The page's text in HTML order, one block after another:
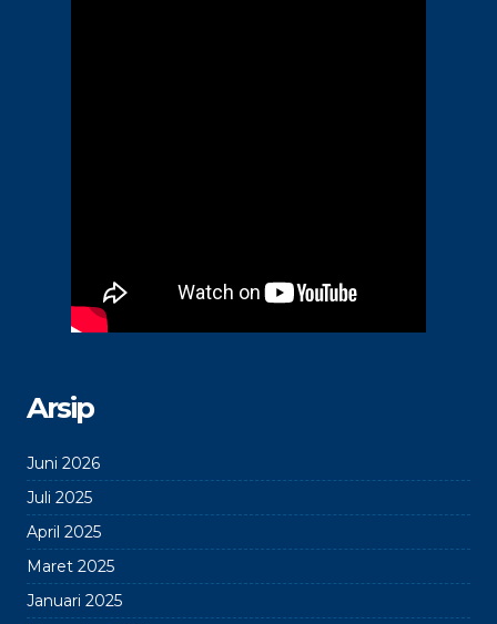
Arsip
Juni 2026
Juli 2025
April 2025
Maret 2025
Januari 2025